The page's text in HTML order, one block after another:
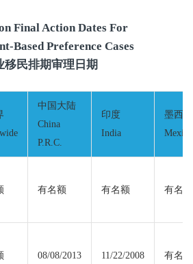
Final Action Dates For
Based Preference Cases
移民排期审理日期
中国大陆
China
P.R.C.
印度
India
墨西哥
Mexico
有名额 有名额 有名额
08/08/2013 11/22/2008 有名额